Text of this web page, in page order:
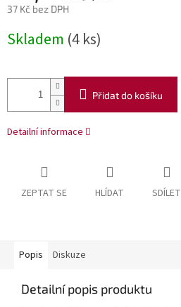
37 Kč bez DPH
cena:
Skladem (4 ks)
Přidat do košíku
Detailní informace
ZEPTAT SE HLÍDAT SDÍLET
Popis Diskuze
Detailní popis produktu